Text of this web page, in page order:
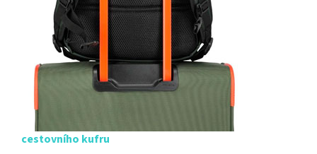
cestovního kufru